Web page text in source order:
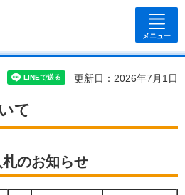
メニュー
更新日：2026年7月1日
て
のお知らせ